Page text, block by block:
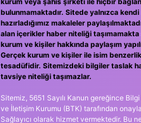
bulunmamaktadır. Sitede yalnızca kendi
hazırladığımız makaleler
alan içerikler haber niteliği
kurum ve kişiler hakkında paylaşım
Gerçek kurum ve kişiler ile isim
tesadüfidir. Sitemizdeki bilgiler taslak
tavsiye niteliği taşımazlar.
Sitemiz, 5651 Sayılı Kanun gereğince
ve İletişim Kurumu (BTK) tarafından
Sağlayıcı olarak hizmet vermektedir. Bu